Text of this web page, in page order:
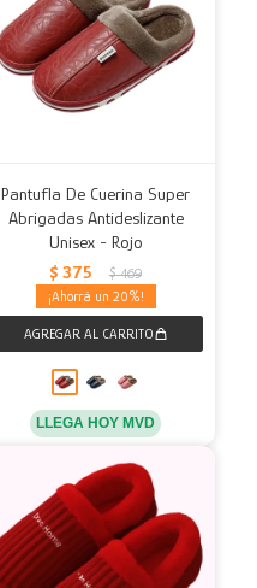
Pantufla De Cuerina Super
Abrigadas Antideslizante
Unisex - Rojo
$ 375 $ 469
20
LLEGA HOY MVD